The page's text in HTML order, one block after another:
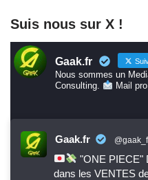
Suis nous sur X !
Gaak.fr
Nous sommes un
Consulting.
Mail
Gaak.fr
"ONE PIECE"
dans les VENTES